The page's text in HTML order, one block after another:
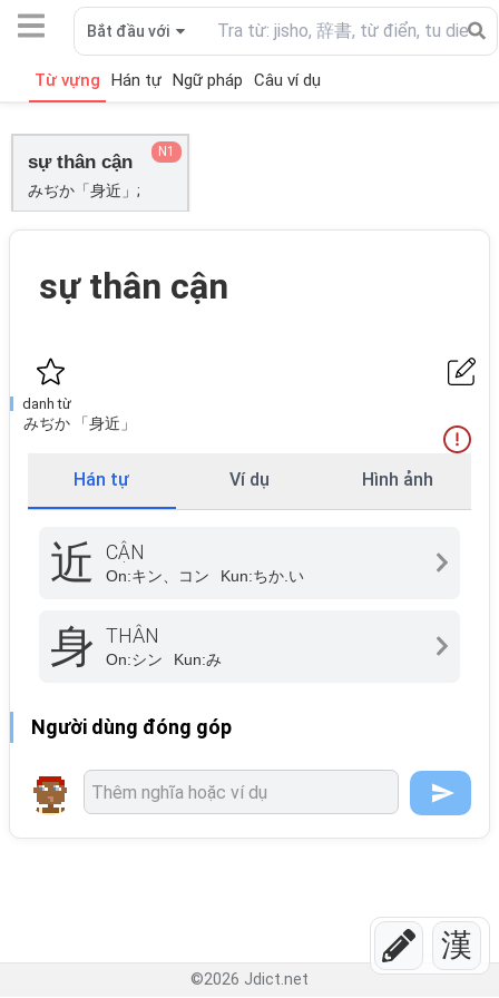
漢
Bắt đầu với
Từ vựng Hán tự Ngữ pháp Câu ví dụ
sự thân cận
みぢか「身近」;
N1
sự thân cận
danh từ
みぢか 「身近」
Hán tự Ví dụ Hình ảnh
近 CẬN
On:キン、コン Kun:ちか.い
身 THÂN
On:シン Kun:み
Người dùng đóng góp
©2026 Jdict.net